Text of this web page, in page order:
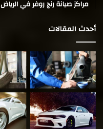
مراكز صيانة رنج روفر في الرياض
أحدث المقالات